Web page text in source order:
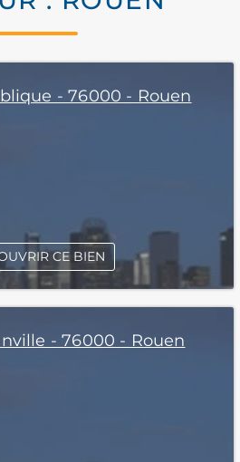
- 76000 - Rouen
CE BIEN
- 76000 - Rouen